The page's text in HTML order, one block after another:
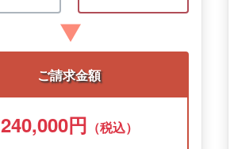
ご請求金額
240,000円 （税込）